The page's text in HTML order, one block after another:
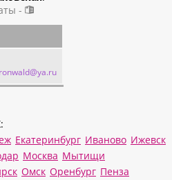
-
Екатеринбург Иваново Ижевск
Москва Мытищи
Омск Оренбург Пенза